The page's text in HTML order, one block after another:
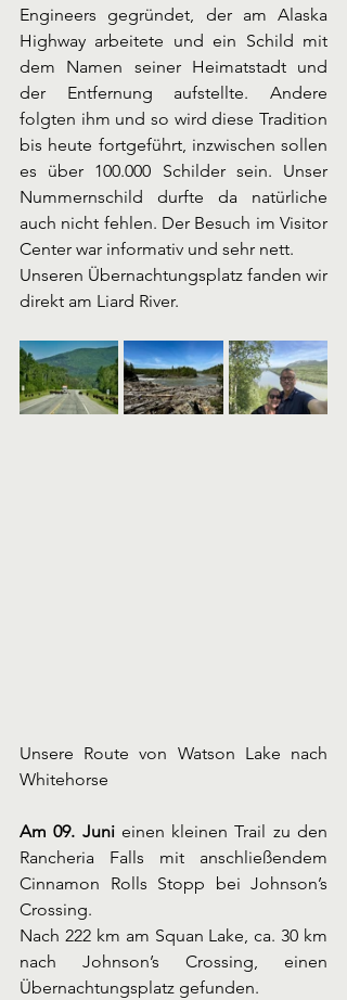
Engineers gegründet, der am Alaska
Highway arbeitete und ein Schild mit
dem Namen seiner Heimatstadt und
der Entfernung aufstellte. Andere
folgten ihm und so wird diese Tradition
bis heute fortgeführt, inzwischen sollen
es über 100.000 Schilder sein. Unser
Nummernschild durfte da natürliche
auch nicht fehlen. Der Besuch im Visitor
Center war informativ und sehr nett.
Unseren Übernachtungsplatz fanden wir
direkt am Liard River.
Unsere Route von Watson Lake nach
Whitehorse
Am 09. Juni einen kleinen Trail zu den
Rancheria Falls mit anschließendem
Cinnamon Rolls Stopp bei Johnson’s
Crossing.
Nach 222 km am Squan Lake, ca. 30 km
nach Johnson’s Crossing, einen
Übernachtungsplatz gefunden.